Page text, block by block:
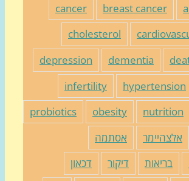
breast
cancer
cholesterol
dementia
depression
infertility
obesity
probiotics
אסתמה
דיקור
דכאון